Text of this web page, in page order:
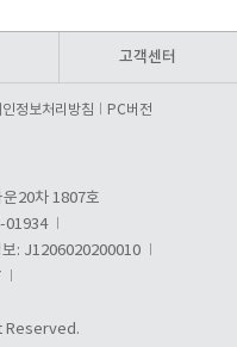
고객센터
인정보처리방침 PC버전
20차 1807호
01934
보: J1206020200010
Reserved.